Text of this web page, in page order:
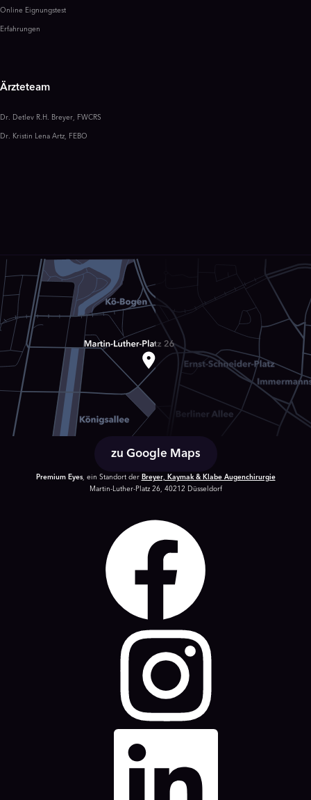
Online Eignungstest
Erfahrungen
Ärzteteam
Dr. Detlev R.H. Breyer, FWCRS
Dr. Kristin Lena Artz, FEBO
zu Google Maps
Premium Eyes, ein Standort der Breyer, Kaymak & Klabe Augenchirurgie
Martin-Luther-Platz 26, 40212 Düsseldorf